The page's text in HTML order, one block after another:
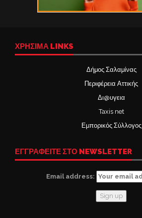
ΧΡΉΣΙΜΑ LINKS
Δήμος Σαλαμίνας
Περιφέρεια Αττικής
Δι@υγεια
Taxis net
Εμπορικός Σύλλογος
ΕΓΓΡΑΦΕΙΤΕ ΣΤΟ NEWSLETTER
Email address: